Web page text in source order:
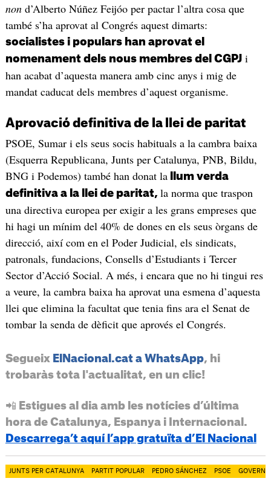
nond’Alberto Núñez Feijóo per pactar l’altra cosa que
també s’ha aprovat al Congrés aquest dimarts:
socialistes i populars han aprovat el
nomenament dels nous membres del CGPJi
han acabat d’aquesta manera amb cinc anys i mig de
mandat caducat dels membres d’aquest organisme.
Aprovació definitiva de la llei de paritat
PSOE, Sumar i els seus socis habituals a la cambra baixa
(Esquerra Republicana, Junts per Catalunya, PNB, Bildu,
BNG i Podemos) també han donat lallum verda
definitiva a la llei de paritat, la norma que traspon
una directiva europea per exigir a les grans empreses que
hi hagi un mínim del 40% de dones en els seus òrgans de
direcció, així com en el Poder Judicial, els sindicats,
patronals, fundacions, Consells d’Estudiants i Tercer
Sector d’Acció Social. A més, i encara que no hi tingui res
a veure, la cambra baixa ha aprovat una esmena d’aquesta
llei que elimina la facultat que tenia fins ara el Senat de
tombar la senda de dèficit que aprovés el Congrés.
Segueix ElNacional.cat a WhatsApp, hi
trobaràs tota l'actualitat, en un clic!
📲 Estigues al dia amb les notícies d’última
hora de Catalunya, Espanya i Internacional.
Descarrega’t aquí l’app gratuïta d’El Nacional
JUNTS PER CATALUNYA PARTIT POPULAR PEDRO SÁNCHEZ PSOE GOVERN